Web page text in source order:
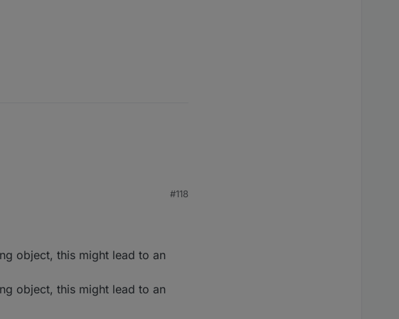
#118
object, this might lead to an
object, this might lead to an